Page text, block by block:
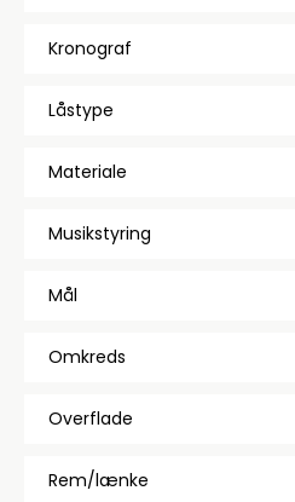
Kronograf
Låstype
Materiale
Musikstyring
Mål
Omkreds
Overflade
Rem/lænke